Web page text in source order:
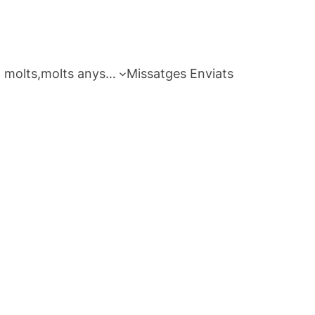
molts,molts anys… Missatges Enviats